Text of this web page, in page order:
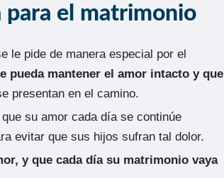
para el matrimonio
le pide de manera especial por el
pueda mantener el amor intacto y que
presentan en el camino.
su amor cada día se continúe
evitar que sus hijos sufran tal dolor.
y que cada día su matrimonio vaya